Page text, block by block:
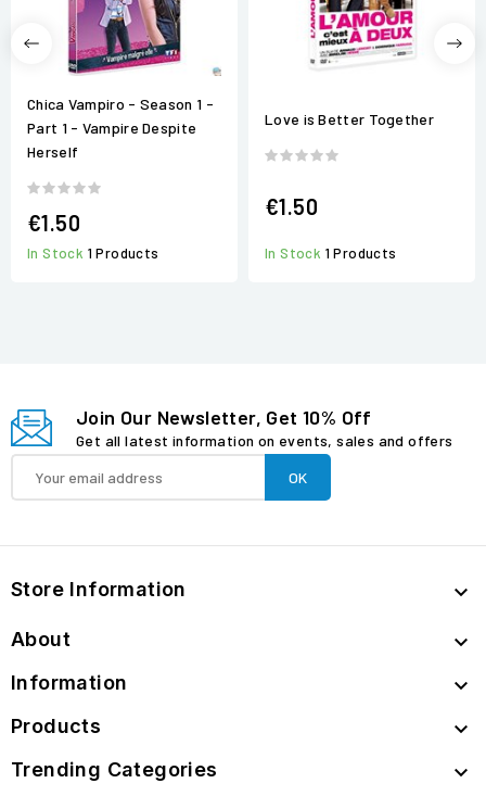
Chica Vampiro - Season 1 -
Part 1 - Vampire Despite
Herself
€1.50
In Stock 1 Products
Love is Better Together
€1.50
In Stock 1 Products
Join Our Newsletter, Get 10% Off
Get all latest information on events, sales and offers
Store Information 
About 
Information 
Products 
Trending Categories 